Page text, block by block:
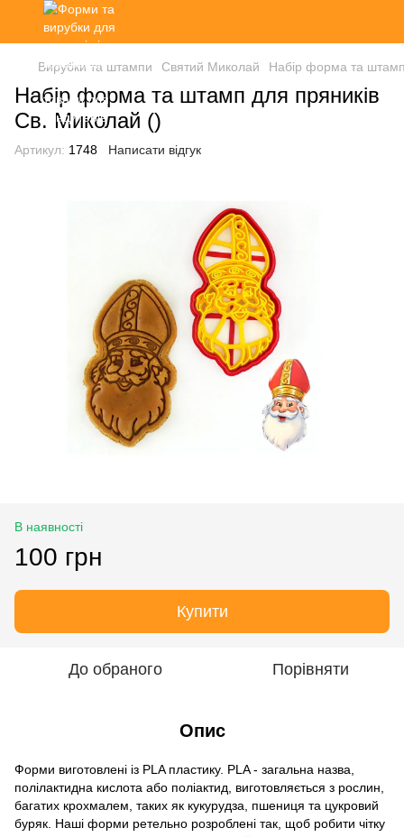
Вирубки та штампи Святий Миколай Набір форма та
Набір форма та штамп для пряників
Св. Миколай ()
Артикул: 1748 Написати відгук
В наявності
100 грн
Купити
До обраного Порівняти
Опис
Форми виготовлені із PLA пластику. PLA - загальна назва,
полілактидна кислота або поліактид, виготовляється з рослин,
багатих крохмалем, таких як кукурудза, пшениця та цукровий
буряк. Наші форми ретельно розроблені так, щоб робити чітку